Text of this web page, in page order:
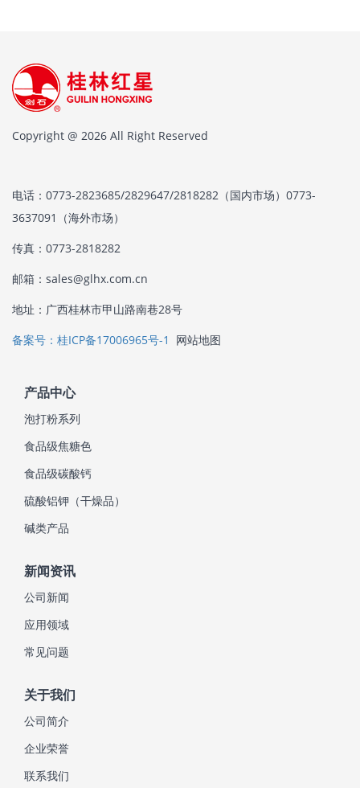
Copyright @ 2026 All Right Reserved
电话：0773-2823685/2829647/2818282（国内市场）0773-
3637091（海外市场）
传真：0773-2818282
邮箱：sales@glhx.com.cn
地址：广西桂林市甲山路南巷28号
备案号：桂ICP备17006965号-1
网站地图
产品中心
泡打粉系列
食品级焦糖色
食品级碳酸钙
硫酸铝钾（干燥品）
碱类产品
新闻资讯
公司新闻
应用领域
常见问题
关于我们
公司简介
企业荣誉
联系我们